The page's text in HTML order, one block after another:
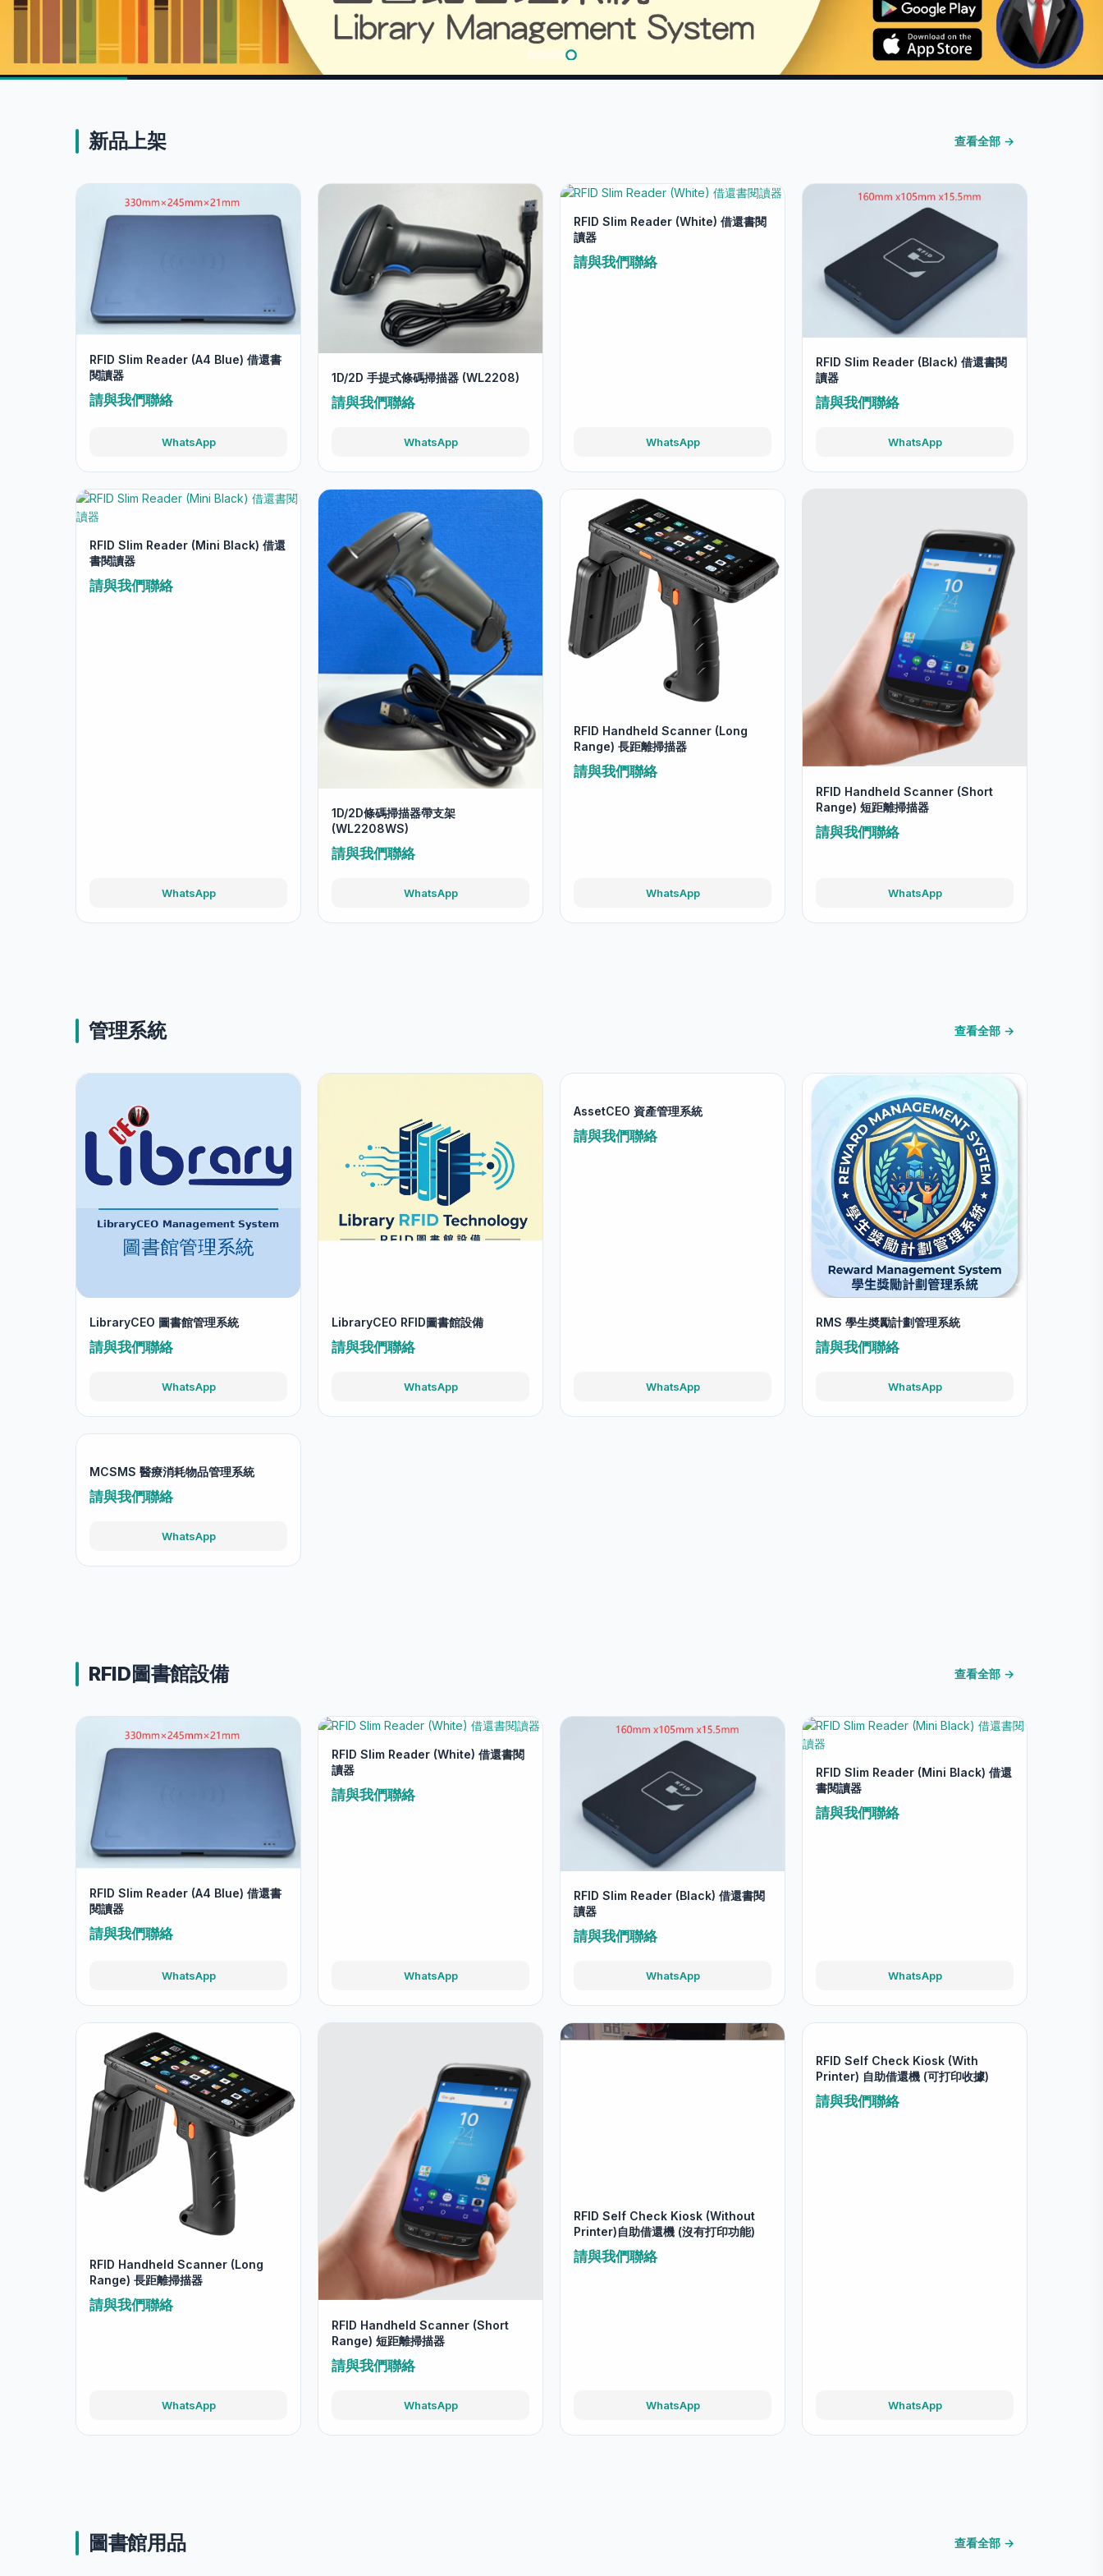
Library Management
System 圖書館系統
圖書館管理系統 – LibraryCEO
新品上架 查看全部 →
RFID Slim Reader (A4 Blue) 借還書
閱讀器
請與我們聯絡
WhatsApp
1D/2D 手提式條碼掃描器 (WL2208)
請與我們聯絡
WhatsApp
RFID Slim Reader (White) 借還書閱
讀器
請與我們聯絡
WhatsApp
RFID Slim Reader (Black) 借還書閱
讀器
請與我們聯絡
WhatsApp
RFID Slim Reader (Mini Black) 借還
書閱讀器
請與我們聯絡
WhatsApp
1D/2D條碼掃描器帶支架
(WL2208WS)
請與我們聯絡
WhatsApp
RFID Handheld Scanner (Long
Range) 長距離掃描器
請與我們聯絡
WhatsApp
RFID Handheld Scanner (Short
Range) 短距離掃描器
請與我們聯絡
WhatsApp
管理系統 查看全部 →
LibraryCEO 圖書館管理系統
請與我們聯絡
WhatsApp
LibraryCEO RFID圖書館設備
請與我們聯絡
WhatsApp WhatsApp
RMS 學生奬勵計劃管理系統
請與我們聯絡
WhatsApp
MCSMS 醫療消耗物品管理系統
WhatsApp
RFID圖書館設備
RFID Slim Reader (A4 Blue) 借還書
閱讀器
請與我們聯絡
WhatsApp
請與我們聯絡
WhatsApp
RFID Slim Reader (Mini Black) 借還
請與我們聯絡